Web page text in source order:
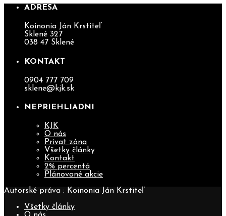
ADRESA
Koinonia Ján Krstiteľ
Sklené 327
038 47 Sklené
KONTAKT
0904 777 709
sklene@kjk.sk
NEPRIEHLIADNI
KJK
O nás
Privat zóna
Všetky články
Kontakt
2% percentá
Plánované akcie
Autorské práva : Koinonia Ján Krstiteľ
Všetky články